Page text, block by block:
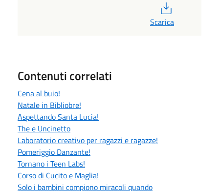
Scarica
Contenuti correlati
Cena al buio!
Natale in Bibliobre!
Aspettando Santa Lucia!
The e Uncinetto
Laboratorio creativo per ragazzi e ragazze!
Pomeriggio Danzante!
Tornano i Teen Labs!
Corso di Cucito e Maglia!
Solo i bambini compiono miracoli quando